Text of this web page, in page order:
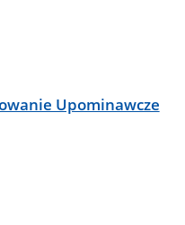
Upominawcze